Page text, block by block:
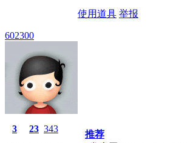
使用道具 举报
602300
3 23 343
推荐